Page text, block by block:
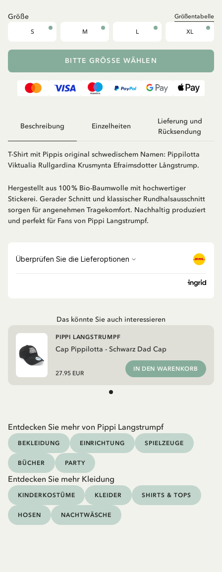
Größe Größentabelle
S M L XL
BITTE GRÖSSE WÄHLEN
Beschreibung Einzelheiten
Lieferung und
Rücksendung
T-Shirt mit Pippis original schwedischem Namen: Pippilotta
Viktualia Rullgardina Krusmynta Efraimsdotter Långstrump.
Hergestellt aus 100 % Bio-Baumwolle mit hochwertiger
Stickerei. Gerader Schnitt und klassischer Rundhalsausschnitt
sorgen für angenehmen Tragekomfort. Nachhaltig produziert
und perfekt für Fans von Pippi Langstrumpf.
Das könnte Sie auch interessieren
Cap Pippilotta - Schwarz Dad Cap
PIPPI LANGSTRUMPF
27.95 EUR
IN DEN WARENKORB
Entdecken Sie mehr von Pippi Langstrumpf
BEKLEIDUNG EINRICHTUNG SPIELZEUGE
BÜCHER PARTY
Entdecken Sie mehr Kleidung
KINDERKOSTÜME KLEIDER SHIRTS & TOPS
HOSEN NACHTWÄSCHE